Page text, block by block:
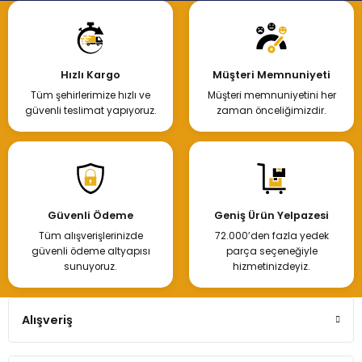
Hızlı Kargo
Tüm şehirlerimize hızlı ve
güvenli teslimat yapıyoruz.
Müşteri Memnuniyeti
Müşteri memnuniyetini her
zaman önceliğimizdir.
Güvenli Ödeme
Tüm alışverişlerinizde
güvenli ödeme altyapısı
sunuyoruz.
Geniş Ürün Yelpazesi
72.000’den fazla yedek
parça seçeneğiyle
hizmetinizdeyiz.
Alışveriş